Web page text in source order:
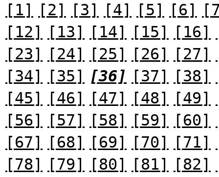
[1] [2] [3] [4] [5] [6]
[12]
[13] [14] [15] [16]
[23]
[24] [25] [26] [27]
[34]
[35] [36] [37] [38]
[45]
[46] [47] [48] [49]
[56]
[57] [58] [59] [60]
[67]
[68] [69] [70] [71]
[78]
[79] [80] [81] [82]